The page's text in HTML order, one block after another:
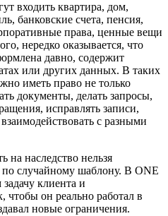
входить квартира, дом,
банковские счета, пенсия,
права, ценные вещи
нередко оказывается, что
давно, содержит
или других данных. В таких
иметь право не только
документы, делать запросы,
исправлять записи,
с разными
на наследство нельзя
случайному шаблону. В ONE
клиента и
чтобы он реально работал в
новые ограничения.